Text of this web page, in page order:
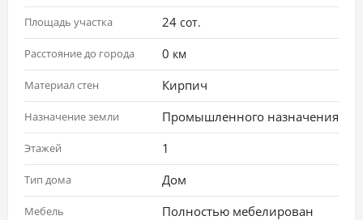
Площадь участка 24 сот.
Расстояние до города 0 км
Материал стен Кирпич
Назначение земли Промышленного назначения
Этажей 1
Тип дома Дом
Мебель Полностью мебелирован